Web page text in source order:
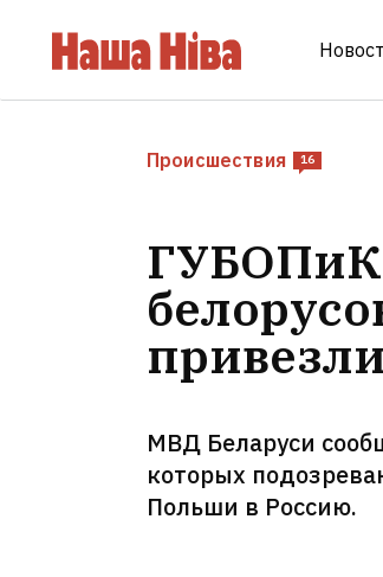
Происшествия 16
ГУБОПиК
МВД Беларуси
которых
Польши в Россию.